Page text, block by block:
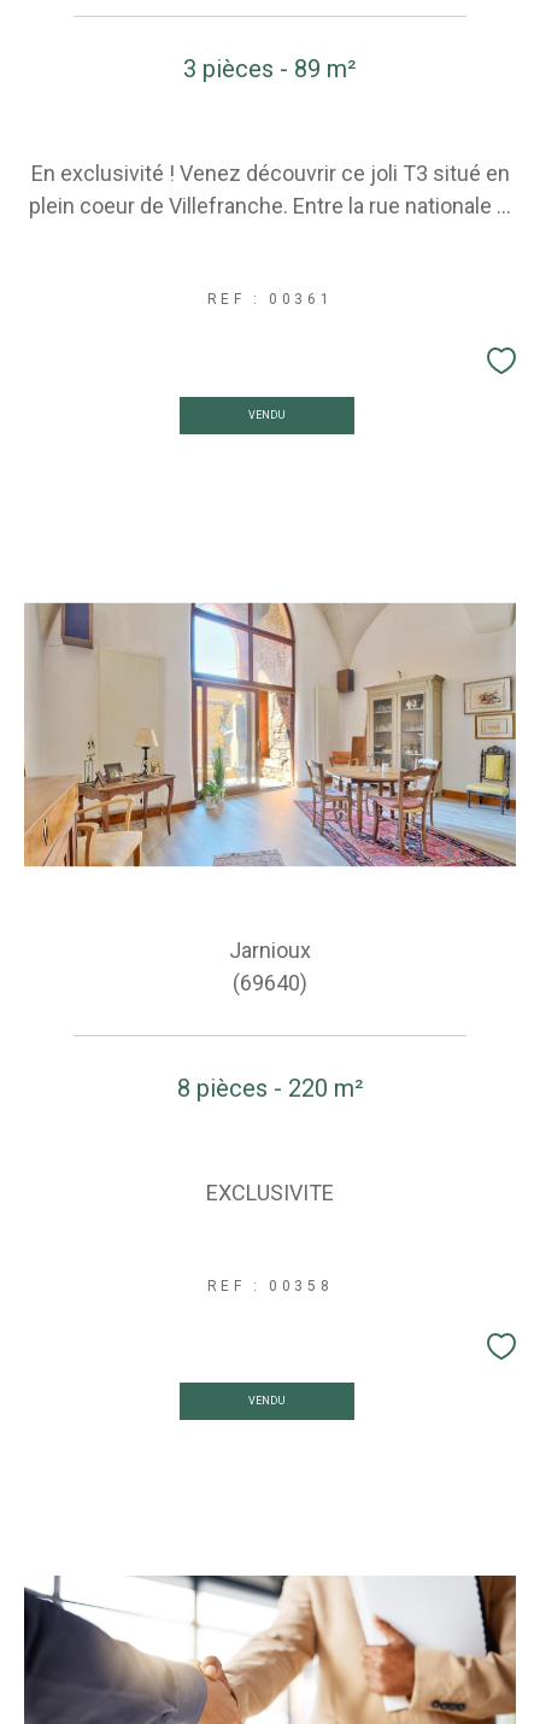
3 pièces - 89 m²
En exclusivité ! Venez découvrir ce joli T3 situé en
plein coeur de Villefranche. Entre la rue nationale ...
REF : 00361
VENDU
Jarnioux
(69640)
8 pièces - 220 m²
EXCLUSIVITE
REF : 00358
VENDU